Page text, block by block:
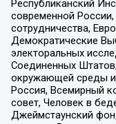
Республиканский
современной
сотрудничества,
Демократические
электоральных
Соединенных
окружающей среды и
Россия, Всемирный
совет, Человек в
Джеймстаунский